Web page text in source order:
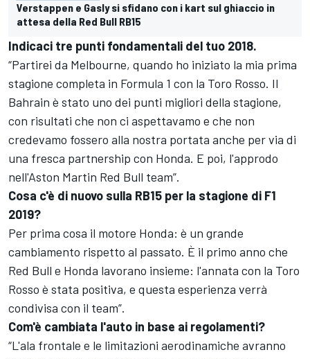
Verstappen e Gasly si sfidano con i kart sul ghiaccio in
attesa della Red Bull RB15
Indicaci tre punti fondamentali del tuo 2018.
“Partirei da Melbourne, quando ho iniziato la mia prima
stagione completa in Formula 1 con la Toro Rosso. Il
Bahrain è stato uno dei punti migliori della stagione,
con risultati che non ci aspettavamo e che non
credevamo fossero alla nostra portata anche per via di
una fresca partnership con Honda. E poi, l'approdo
nell'Aston Martin Red Bull team”.
Cosa c'è di nuovo sulla RB15 per la stagione di F1
2019?
Per prima cosa il motore Honda: è un grande
cambiamento rispetto al passato. È il primo anno che
Red Bull e Honda lavorano insieme: l'annata con la Toro
Rosso è stata positiva, e questa esperienza verrà
condivisa con il team”.
Com'è cambiata l'auto in base ai regolamenti?
“L'ala frontale e le limitazioni aerodinamiche avranno